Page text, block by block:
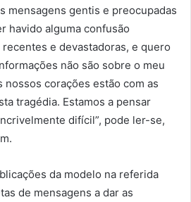
mensagens gentis e preocupadas
havido alguma confusão
e devastadoras, e quero
não são sobre o meu
nossos corações estão com as
tragédia. Estamos a pensar
difícil”, pode ler-se,
da modelo na referida
de mensagens a dar as